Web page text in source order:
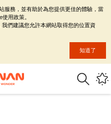
服務，並有助於為您提供更佳的體驗，當
用政策。
們建議您允許本網站取得您的位置資
知道了